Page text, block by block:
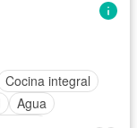
Cocina integral
Agua